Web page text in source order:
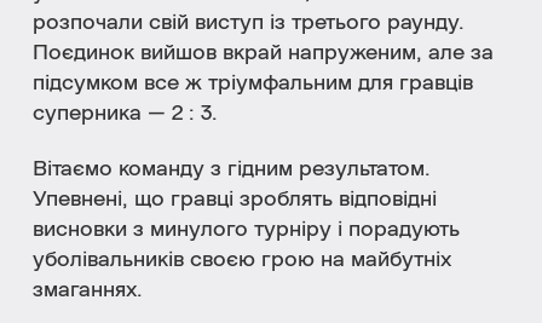
розпочали свій виступ із третього раунду.
Поєдинок вийшов вкрай напруженим, але за
підсумком все ж тріумфальним для гравців
суперника — 2 : 3.
Вітаємо команду з гідним результатом.
Упевнені, що гравці зроблять відповідні
висновки з минулого турніру і порадують
уболівальників своєю грою на майбутніх
змаганнях.